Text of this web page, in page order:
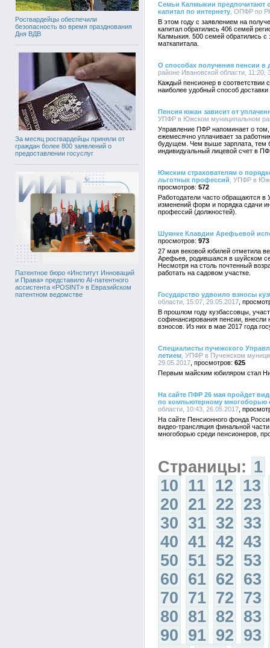
Росгвардейцы обеспечили
безопасность во время празднования
Дня ВДВ
За месяц росгвардейцы приняли от
граждан более 800 заявлений о
предоставлении госуслуг
Патентное бюро «Институт Инноваций
и Права» представило AI-патентного
ассистента «POSINT» в Евразийском
патентном ведомстве
Семьи Калмыкии предпочитают
капитал по интернету , ОПФР по
В этом году с заявлением на
капитал обратились 406 семей
Калмыкия. 500 семей обратились
маткапитала.
О способах получения пенсии в
районе Ивановской области, 11:20,
Каждый пенсионер в соответствии
наиболее удобный способ доставки
Пенсия южан зависит от
УПФР в Южском муниципальном
Управление ПФР напоминает о том,
ежемесячно уплачивает за
будущем. Чем выше зарплата, тем
индивидуальный лицевой счет в
Южским страхователям о
льготных профессий , УПФР в
572
Работодатели часто обращаются
изменений форм и порядка сдачи
профессий (должностей).
Шуянке Клавдии Арефьевой
973
27 мая вековой юбилей отметила
Арефьев, родившаяся в шуйском
Несмотря на столь почтенный
работать на садовом участке.
Государство удвоило взносы
области, 15:07, 29.05.2017
В прошлом году кузбассовцы,
софинансирования пенсии, внесли
взносов. Из них в мае 2017 года
Специалисты пучежского
летием , УПФР в Пучежском
29.05.2017
625
Первым майским юбиляром стал
На сайте ПФР 26 мая пройдет
по компьютерному многоборью
области, 10:43, 26.05.2017
На сайте Пенсионного фонда
видео-трансляция финальной
многоборью среди пенсионеров,
Страницы: 1
10 11 12 13
20 21 22 23
30 31 32 33
40 41 42 43
50 51 52 53
60 61 62 63
70 71 72 73
80 81 82 83
90 91 92 93